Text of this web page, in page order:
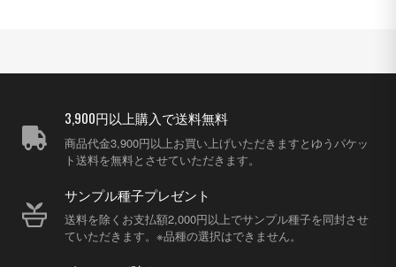
3,900円以上購入で送料無料
商品代金3,900円以上お買い上げいただきますとゆうパケッ
ト送料を無料とさせていただきます。
サンプル種子プレゼント
送料を除くお支払額2,000円以上でサンプル種子を同封させ
ていただきます。※品種の選択はできません。